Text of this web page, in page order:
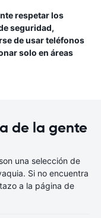
respetar los
seguridad,
de usar teléfonos
solo en áreas
de la gente
una selección de
Si no encuentra
a la página de